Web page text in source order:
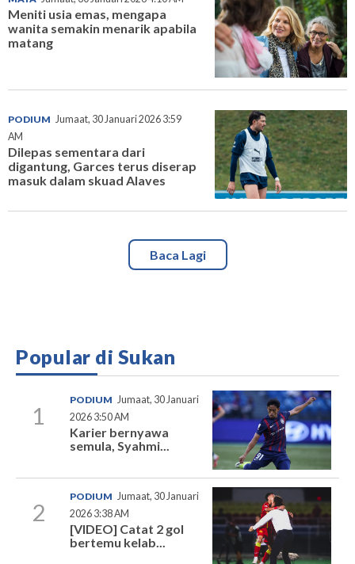
Meniti usia emas, mengapa
wanita semakin menarik apabila
matang
PODIUM Jumaat, 30 Januari 2026 3:59
AM
Dilepas sementara dari
digantung, Garces terus diserap
masuk dalam skuad Alaves
Baca Lagi
Popular di Sukan
1
PODIUM Jumaat, 30 Januari
2026 3:50 AM
Karier bernyawa
semula, Syahmi...
2
PODIUM Jumaat, 30 Januari
2026 3:38 AM
[VIDEO] Catat 2 gol
bertemu kelab...